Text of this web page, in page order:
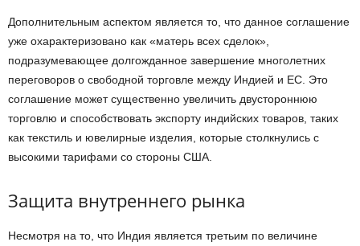
Дополнительным аспектом является то, что данное соглашение
уже охарактеризовано как «матерь всех сделок»,
подразумевающее долгожданное завершение многолетних
переговоров о свободной торговле между Индией и ЕС. Это
соглашение может существенно увеличить двустороннюю
торговлю и способствовать экспорту индийских товаров, таких
как текстиль и ювелирные изделия, которые столкнулись с
высокими тарифами со стороны США.
Защита внутреннего рынка
Несмотря на то, что Индия является третьим по величине